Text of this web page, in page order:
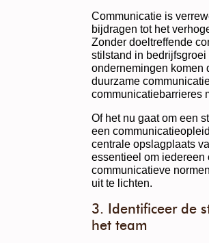
Communicatie is
bijdragen tot het
Zonder doeltreffende
stilstand in
ondernemingen komen
duurzame
communicatiebarrieres
Of het nu gaat om een
een
centrale opslagplaats
essentieel om iedereen
communicatieve
uit te lichten.
3. Identificeer de
het team